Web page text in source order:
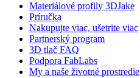
Materiálové profily 3DJake
Príručka
Nakupujte viac, ušetrite viac
Partnerský program
3D tlač FAQ
Podpora FabLabs
My a naše životné prostredie